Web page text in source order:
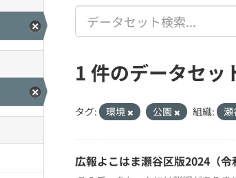
1 件のデータセッ
タグ: 環境 公園 組織: 瀬
広報よこはま瀬谷区版2024（